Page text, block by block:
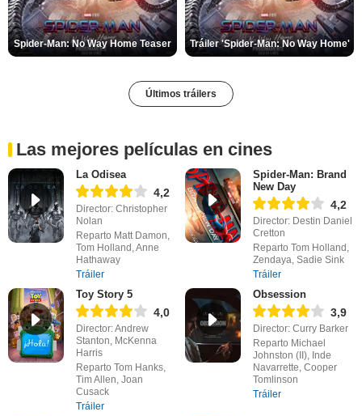
Spider-Man: No Way Home Teaser Tráiler 'Spider-Man: No Way Home'
Últimos tráilers
Las mejores películas en cines
La Odisea
4,2
Director: Christopher
Nolan
Reparto Matt Damon,
Tom Holland, Anne
Hathaway
Tráiler
Spider-Man: Brand
New Day
4,2
Director: Destin Daniel
Cretton
Reparto Tom Holland,
Zendaya, Sadie Sink
Tráiler
Toy Story 5
4,0
Director: Andrew
Stanton, McKenna
Harris
Reparto Tom Hanks,
Tim Allen, Joan
Cusack
Tráiler
Obsession
3,9
Director: Curry Barker
Reparto Michael
Johnston (II), Inde
Navarrette, Cooper
Tomlinson
Tráiler